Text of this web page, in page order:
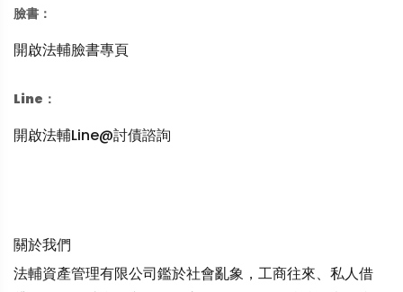
臉書：
開啟法輔臉書專頁
Line：
開啟法輔Line@討債諮詢
關於我們
法輔資產管理有限公司鑑於社會亂象，工商往來、私人借